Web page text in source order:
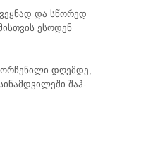
და სწორედ
ესოდენ
დღემდე,
შაჰ-